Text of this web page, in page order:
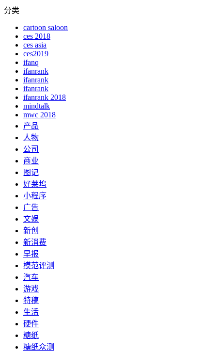
分类
cartoon saloon
ces 2018
ces asia
ces2019
ifanq
ifanrank
ifanrank
ifanrank
ifanrank 2018
mindtalk
mwc 2018
产品
人物
公司
商业
图记
好莱坞
小程序
广告
文娱
新创
新消费
早报
模范评测
汽车
游戏
特稿
生活
硬件
糖纸
糖纸众测